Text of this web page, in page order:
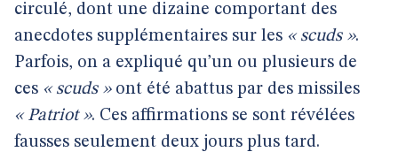
circulé, dont une dizaine comportant des
anecdotes supplémentaires sur les « scuds ».
Parfois, on a expliqué qu’un ou plusieurs de
ces « scuds »ont été abattus par des missiles
« Patriot ». Ces affirmations se sont révélées
fausses seulement deux jours plus tard.